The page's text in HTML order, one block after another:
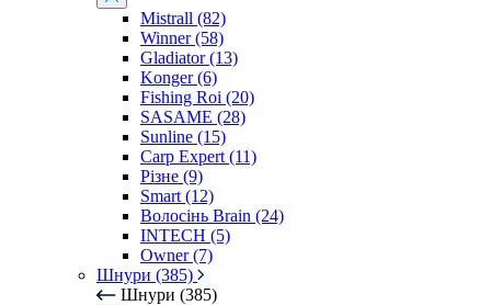
Mistrall (82)
Winner (58)
Gladiator (13)
Konger (6)
Fishing Roi (20)
SASAME (28)
Sunline (15)
Carp Expert (11)
Різне (9)
Smart (12)
Волосінь Brain (24)
INTECH (5)
Owner (7)
Шнури (385)
Шнури (385)